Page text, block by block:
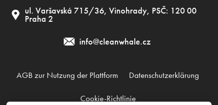
ul. Varšavská 715/36, Vinohrady, PSČ: 120 00
Praha 2
info@cleanwhale.cz
AGB zur Nutzung der Plattform Datenschutzerklärung
Cookie-Richtlinie